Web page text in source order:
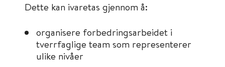
Dette kan ivaretas gjennom å:
organisere forbedringsarbeidet i
tverrfaglige team som representerer
ulike nivåer